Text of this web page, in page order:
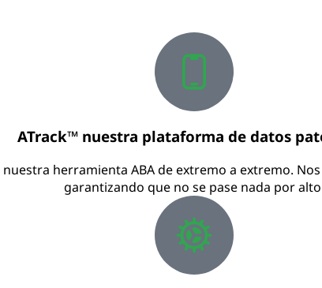
ATrack™ nuestra plataforma de datos
herramienta ABA de extremo a extremo.
garantizando que no se pase nada por